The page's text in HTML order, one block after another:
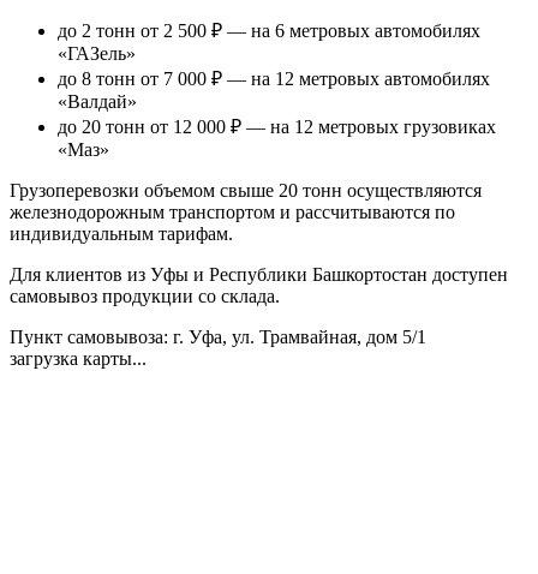
до 2 тонн от 2 500 ₽ — на 6 метровых автомобилях
«ГАЗель»
до 8 тонн от 7 000 ₽ — на 12 метровых автомобилях
«Валдай»
до 20 тонн от 12 000 ₽ — на 12 метровых грузовиках
«Маз»
Грузоперевозки объемом свыше 20 тонн осуществляются
железнодорожным транспортом и рассчитываются по
индивидуальным тарифам.
Для клиентов из Уфы и Республики Башкортостан доступен
самовывоз продукции со склада.
Пункт самовывоза: г. Уфа, ул. Трамвайная, дом 5/1
загрузка карты...